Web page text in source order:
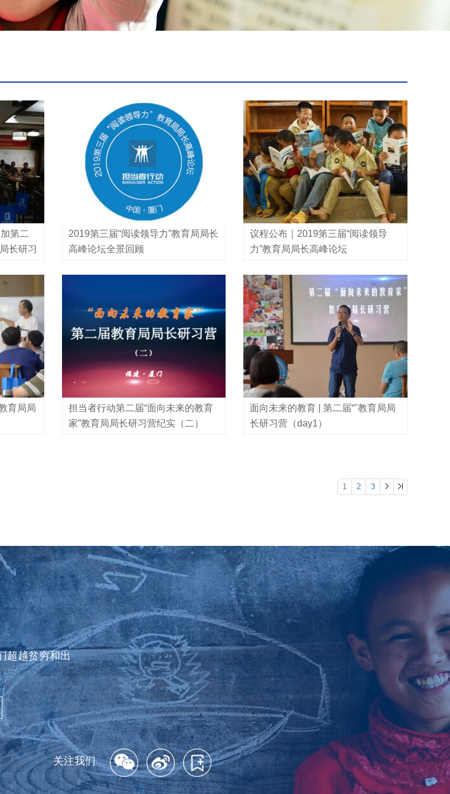
第二
长研习
2019第三届“阅读领导力”教育局局长
高峰论坛全景回顾
议程公布｜2019第三届“阅读领导
力”教育局局长高峰论坛
育局局
担当者行动第二届“面向未来的教育
家”教育局局长研习营纪实（二）
面向未来的教育 | 第二届“"教育局局
长研习营（day1）
1 2 3
超越贫穷和出
关注我们